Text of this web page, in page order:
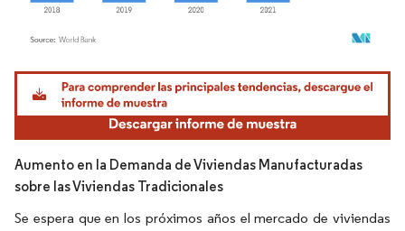
Imagen © Mordor Intelligence. El uso requiere atribución según CC BY 4.0.
Aumento en la Demanda de Viviendas Manufacturadas
sobre las Viviendas Tradicionales
Se espera que en los próximos años el mercado de viviendas